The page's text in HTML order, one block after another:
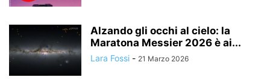
Alzando gli occhi al cielo: la
Maratona Messier 2026 è ai...
Lara Fossi - 21 Marzo 2026